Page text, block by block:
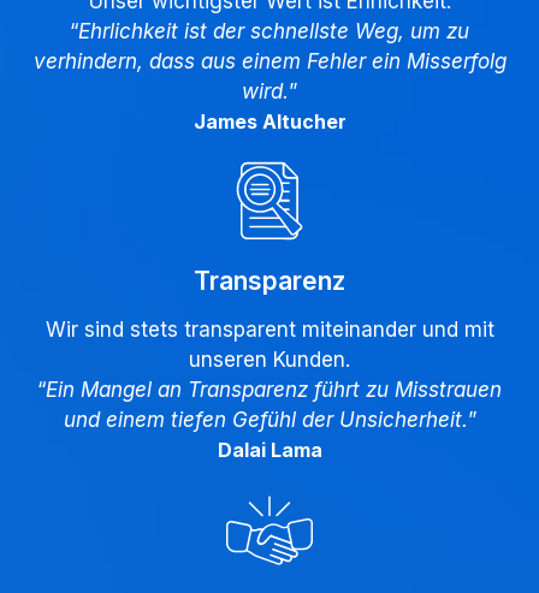
“Ehrlichkeit ist der schnellste Weg, um zu
verhindern, dass aus einem Fehler ein Misserfolg
wird.”
James Altucher
Transparenz
Wir sind stets transparent miteinander und mit
unseren Kunden.
“Ein Mangel an Transparenz führt zu Misstrauen
und einem tiefen Gefühl der Unsicherheit.”
Dalai Lama